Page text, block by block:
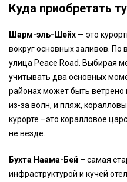
Куда приобретать
Шарм-эль-Шейх — это
вокруг основных заливов. По
улица Peace Road. Выбирая
учитывать два основных
районах может быть ветрено
из-за волн, и пляж,
курорте –это коралловое
не везде.
Бухта Наама-Бей – самая
инфраструктурой и кучей